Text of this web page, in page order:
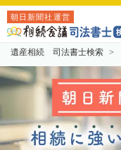
朝日新聞社運営
遺産相続 司法書士検索